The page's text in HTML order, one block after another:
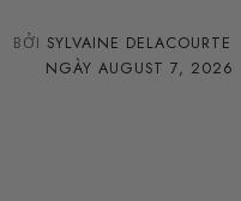
BỞI SYLVAINE DELACOURTE
NGÀYAUGUST 7, 2026